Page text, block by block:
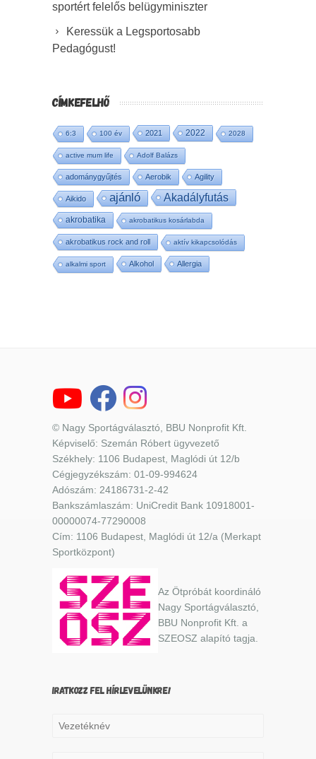
sportért felelős belügyminiszter
Keressük a Legsportosabb
Pedagógust!
CÍMKEFELHŐ
6:3 100 év 2021 2022 2028
active mum life Adolf Balázs
adománygyűjtés Aerobik Agility
Aikido ajánló Akadályfutás
akrobatika akrobatikus kosárlabda
akrobatikus rock and roll aktív kikapcsolódás
alkalmi sport Alkohol Allergia
© Nagy Sportágválasztó, BBU Nonprofit Kft.
Képviselő: Szemán Róbert ügyvezető
Székhely: 1106 Budapest, Maglódi út 12/b
Cégjegyzékszám: 01-09-994624
Adószám: 24186731-2-42
Bankszámlaszám: UniCredit Bank 10918001-
00000074-77290008
Cím: 1106 Budapest, Maglódi út 12/a (Merkapt
Sportközpont)
Az Ötpróbát koordináló
Nagy Sportágválasztó,
BBU Nonprofit Kft. a
SZEOSZ alapító tagja.
IRATKOZZ FEL HÍRLEVELÜNKRE!